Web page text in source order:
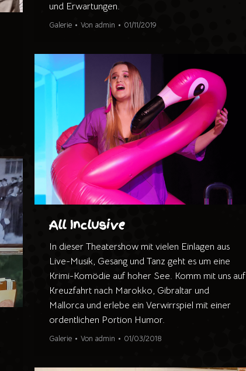
und Erwartungen.
Galerie Von admin 01/11/2019
All Inclusive
In dieser Theatershow mit vielen Einlagen aus
Live-Musik, Gesang und Tanz geht es um eine
Krimi-Komödie auf hoher See. Komm mit uns auf
Kreuzfahrt nach Marokko, Gibraltar und
Mallorca und erlebe ein Verwirrspiel mit einer
ordentlichen Portion Humor.
Galerie Von admin 01/03/2018